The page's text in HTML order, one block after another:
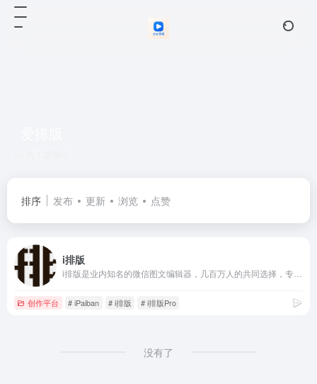
排序 发布 更新 浏览 点赞
i排版
创作平台 # iPaiban # i排版 # i排版Pro
没有了